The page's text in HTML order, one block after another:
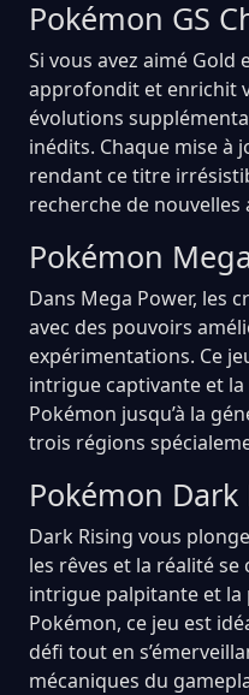
Pokémon GS
Si vous avez aimé Gold
approfondit et enrichit
évolutions
inédits. Chaque mise à
rendant ce titre
recherche de nouvelles
Pokémon
Dans Mega Power, les
avec des pouvoirs
expérimentations. Ce
intrigue captivante et
Pokémon jusqu’à la
trois régions
Pokémon Dark
Dark Rising vous
les rêves et la réalité
intrigue palpitante et la
Pokémon, ce jeu est
défi tout en
mécaniques du